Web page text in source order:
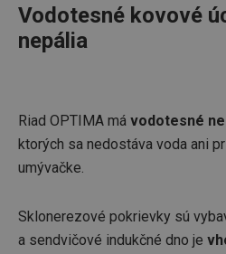
Vodotesné kovové
nepália
Riad OPTIMA má vodotesné
ktorých sa nedostáva voda ani
umývačke.
Sklonerezové pokrievky sú
a sendvičové indukčné dno je